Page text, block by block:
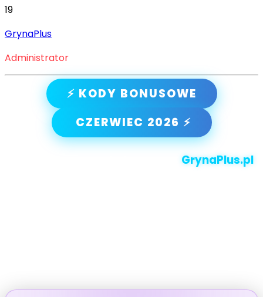
19
GrynaPlus
Administrator
⚡ KODY BONUSOWE
CZERWIEC 2026 ⚡
GrynaPlus.pl